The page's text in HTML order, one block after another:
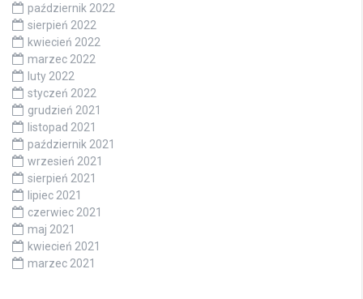
październik 2022
sierpień 2022
kwiecień 2022
marzec 2022
luty 2022
styczeń 2022
grudzień 2021
listopad 2021
październik 2021
wrzesień 2021
sierpień 2021
lipiec 2021
czerwiec 2021
maj 2021
kwiecień 2021
marzec 2021